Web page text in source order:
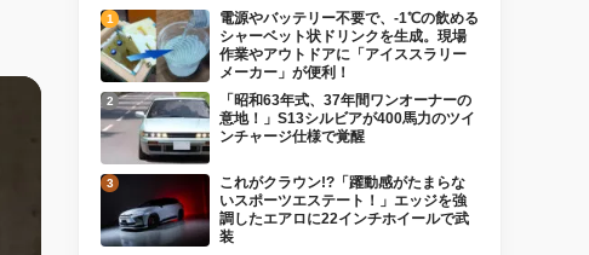
電源やバッテリー不要で、-1℃の飲める
シャーベット状ドリンクを生成。現場
作業やアウトドアに「アイススラリー
メーカー」が便利！
「昭和63年式、37年間ワンオーナーの
意地！」S13シルビアが400馬力のツイ
ンチャージ仕様で覚醒
これがクラウン!?「躍動感がたまらな
いスポーツエステート！」エッジを強
調したエアロに22インチホイールで武
装